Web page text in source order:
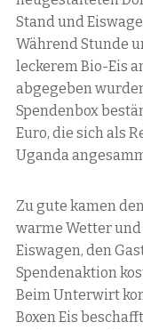
Stand und
Während Stunde
leckerem Bio-Eis
abgegeben
Spendenbox
Euro, die sich als
Uganda
Zu gute kamen
warme Wetter
Eiswagen, den
Spendenaktion
Beim Unterwirt
Boxen Eis